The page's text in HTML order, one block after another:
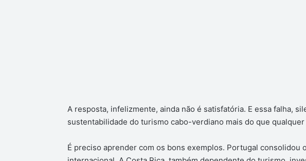
A resposta, infelizmente, ainda não é satisfatória. E essa falha,
sustentabilidade do turismo cabo-verdiano mais do que
É preciso aprender com os bons exemplos. Portugal consolidou